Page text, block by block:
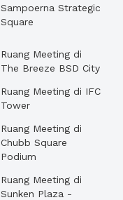
Sampoerna Strategic
Square
Ruang Meeting di
The Breeze BSD City
Ruang Meeting di IFC
Tower
Ruang Meeting di
Chubb Square
Podium
Ruang Meeting di
Sunken Plaza -